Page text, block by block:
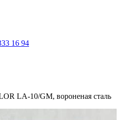
16 94
LA-10/GM, вороненая сталь